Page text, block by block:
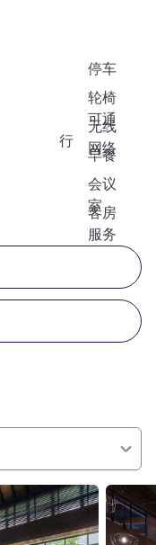
停车
轮椅
可通
行
无线
网络
早餐
会议
室
客房
服务
请参阅